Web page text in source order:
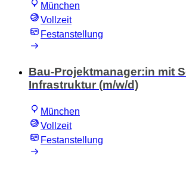
München
Vollzeit
Festanstellung
Bau-Projektmanager:in mit
Infrastruktur (m/w/d)
München
Vollzeit
Festanstellung